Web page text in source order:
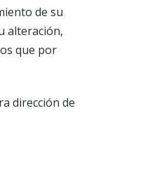
de su
alteración,
que por
dirección de